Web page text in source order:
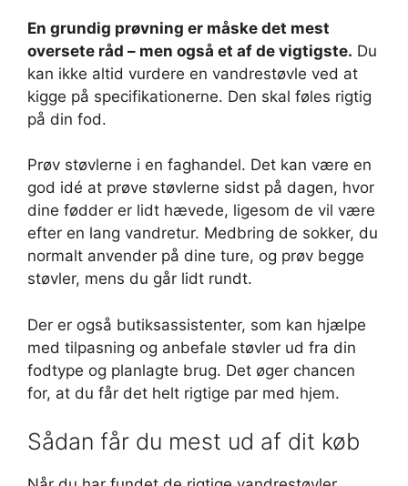
En grundig prøvning er måske det mest
oversete råd – men også et af de vigtigste. Du
kan ikke altid vurdere en vandrestøvle ved at
kigge på specifikationerne. Den skal føles rigtig
på din fod.
Prøv støvlerne i en faghandel. Det kan være en
god idé at prøve støvlerne sidst på dagen, hvor
dine fødder er lidt hævede, ligesom de vil være
efter en lang vandretur. Medbring de sokker, du
normalt anvender på dine ture, og prøv begge
støvler, mens du går lidt rundt.
Der er også butiksassistenter, som kan hjælpe
med tilpasning og anbefale støvler ud fra din
fodtype og planlagte brug. Det øger chancen
for, at du får det helt rigtige par med hjem.
Sådan får du mest ud af dit køb